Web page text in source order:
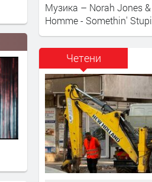
Кайли Миноуг и Джак
- Music's Too Sad Without You
Музика – Norah Jones
Homme - Somethin'
Четени